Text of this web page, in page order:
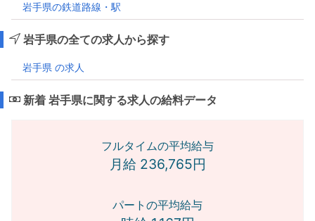
岩手県の鉄道路線・駅
岩手県の全ての求人から探す
岩手県 の求人
新着 岩手県に関する求人の給料データ
フルタイムの平均給与
月給 236,765円
パートの平均給与